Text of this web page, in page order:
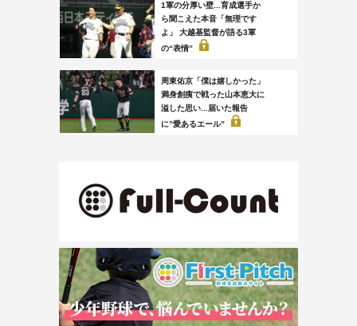
1軍の分厚い壁...育成選手か
ら聞こえた本音「無理です
よ」 大越基監督が語る3軍
の“表情”
周東佑京「僕は嬉しかった」
満身創痍で戦った山本恵大に
溢した思い...届いた報告
に”愛あるエール”